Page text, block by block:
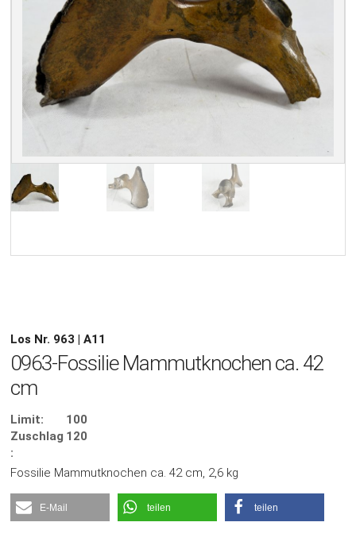
Los Nr. 963 | A11
0963-Fossilie Mammutknochen ca. 42
cm
Limit:
100
Zuschlag
:
120
Fossilie Mammutknochen ca. 42 cm, 2,6 kg
E-Mail teilen teilen